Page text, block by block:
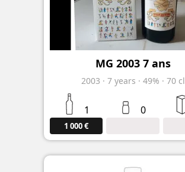
MG 2003 7 ans
2003 · 7 years · 49% · 70 cl
1
1 000 €
0